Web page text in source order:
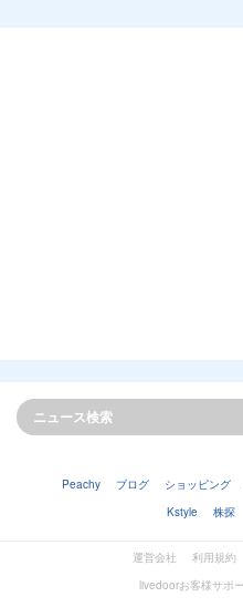
Peachy ブログ ショッピング
Kstyle
株探
運営会社 利用規約
livedoorお客様サポ